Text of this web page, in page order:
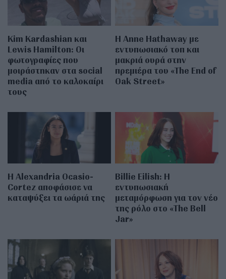
Kim Kardashian και
Lewis Hamilton: Οι
φωτογραφίες που
μοιράστηκαν στα social
media από το καλοκαίρι
τους
Η Anne Hathaway με
εντυπωσιακό τοπ και
μακριά ουρά στην
πρεμιέρα του «The End of
Oak Street»
Η Alexandria Ocasio-
Cortez αποφάσισε να
καταψύξει τα ωάριά της
Billie Eilish: Η
εντυπωσιακή
μεταμόρφωση για τον νέο
της ρόλο στο «The Bell
Jar»